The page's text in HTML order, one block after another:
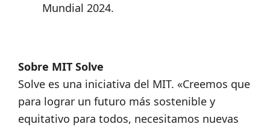
Mundial 2024.
Sobre MIT Solve
Solve es una iniciativa del MIT. «Creemos que
para lograr un futuro más sostenible y
equitativo para todos, necesitamos nuevas